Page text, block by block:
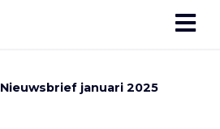
Nieuwsbrief januari 2025